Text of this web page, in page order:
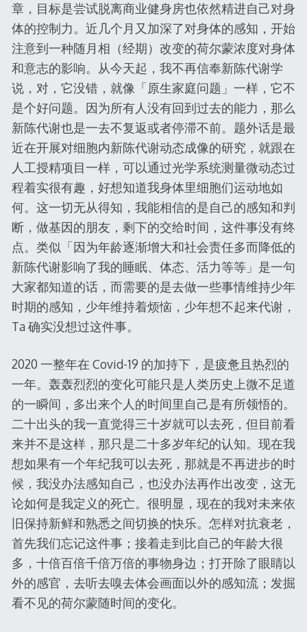
章，目标是尝试脱离商业健身房也依然精进自己对身
体的控制力。近几个月又加深了对身体的感知，开始
注意到一种随月相（经期）改变的荷尔蒙浓度对身体
和意志的影响。从今天起，我不再信奉新陈代谢学
说，对，它没错，就像「原生家庭问题」一样，它不
是个好问题。因为所有人没有回到过去的能力，那么
新陈代谢也是一去不复返或者停滞不前。题外话是最
近在开展对细胞内新陈代谢动态成像的研究，就跟在
人工授精项目一样，可以通过光学系统测量微动态过
程着实很有趣，好想知道我身体里细胞们运动地如
何。这一切无从得知，我能相信的是自己的感知和判
断，做基因的朋友，剩下的交给时间，这件事没有终
点。类似「因为年龄逐渐增大和社会责任多而降低的
新陈代谢影响了我的睡眠、体态、活力等等」是一句
大家都知道的话，而需要的是去做一些事情维持少年
时期的感知，少年维持着烦恼，少年想不起来代谢，
Ta 确实没想过这件事。
2020 一整年在 Covid-19 的加持下，是疲惫且热烈的
一年。轰轰烈烈的变化可能只是人类历史上微不足道
的一瞬间，多出来个人的时间里自己是有所领悟的。
二十出头的我一直觉得三十岁就可以去死，但目前看
来并不是这样，那只是二十多岁年纪的认知。现在我
想如果有一个年纪我可以去死，那就是不再进步的时
候，我没办法感知自己，也没办法再作出改变，这无
论如何是我定义的死亡。很明显，现在的我对未来依
旧保持新鲜和熟悉之间切换的快乐。怎样对抗衰老，
首先我们忘记这件事；接着走到比自己的年龄大很
多，十倍百倍千倍万倍的事物身边；打开除了眼睛以
外的感官，去听去嗅去体会画面以外的感知流；发掘
看不见的荷尔蒙随时间的变化。